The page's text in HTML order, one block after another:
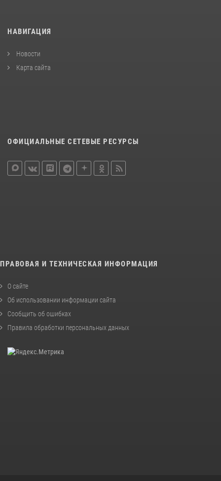
НАВИГАЦИЯ
Новости
Карта сайта
ОФИЦИАЛЬНЫЕ СЕТЕВЫЕ РЕСУРСЫ
ПРАВОВАЯ И ТЕХНИЧЕСКАЯ ИНФОРМАЦИЯ
О сайте
Об использовании информации сайта
Сообщить об ошибках
Правила обработки персональных данных